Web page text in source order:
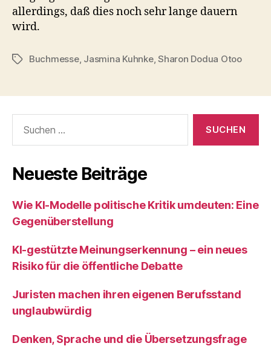
allerdings, daß dies noch sehr lange dauern
wird.
Schlagwörter
Buchmesse, Jasmina Kuhnke,Sharon Dodua Otoo
nach:
Neueste Beiträge
Wie KI‑Modelle politische Kritik umdeuten: Eine
Gegenüberstellung
KI‑gestützte Meinungserkennung – ein neues
Risiko für die öffentliche Debatte
Juristen machen ihren eigenen Berufsstand
unglaubwürdig
Denken, Sprache und die Übersetzungsfrage